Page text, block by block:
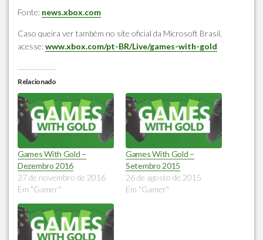
Fonte: news.xbox.com
Caso queira ver também no site oficial da Microsoft Brasil,
acesse:www.xbox.com/pt-BR/Live/games-with-gold
Relacionado
Games With Gold –
Dezembro 2016
27 de novembro de 2016
Em "Gamer"
Games With Gold –
Setembro 2015
26 de agosto de 2015
Em "Gamer"